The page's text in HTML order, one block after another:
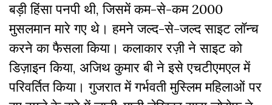
बड़ी हिंसा पनपी थी, जिसमें कम-से-कम 2000
मुसलमान मारे गए थे। हमने जल्द-से-जल्द साइट लॉन्च
करने का फैसला किया। कलाकार रज़ी ने साइट को
डिज़ाइन किया, अजिथ कुमार बी ने इसे एचटीएमएल में
परिवर्तित किया। गुजरात में गर्भवती मुस्लिम महिलाओं पर